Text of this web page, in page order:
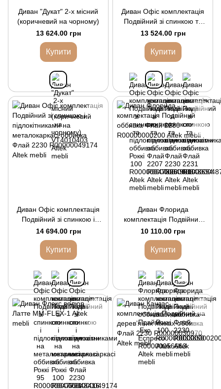
Диван "Дукат" 2-х місний
(коричневий на чорному)
13 624.00 грн
Купити
Диван Офіс комплектація
Подвійний зі спинкою та
підлокітниками оббивка
Флай 2207
13 524.00 грн
Купити
Диван Офіс комплектація
Подвійний зі спинкою і
підлокітниками на
металокаркасі оббивка
Флай 2230
14 694.00 грн
Купити
Диван Флорида
комплектація Подвійний
оббивка Флай 2230
10 110.00 грн
Купити